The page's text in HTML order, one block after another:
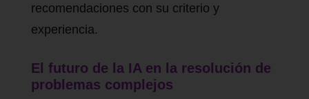
recomendaciones con su criterio y
experiencia.
El futuro de la IA en la resolución de
problemas complejos